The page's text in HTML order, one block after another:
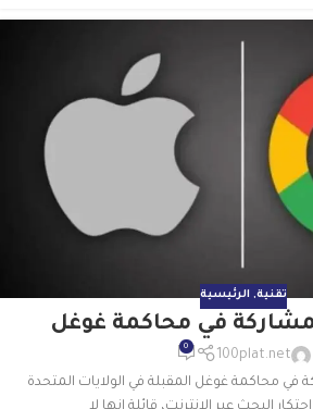
تقنية, الرئيسية
في محاكمة غوغل
100plat.net
0
محاكمة غوغل المقبلة في الولايات المتحدة